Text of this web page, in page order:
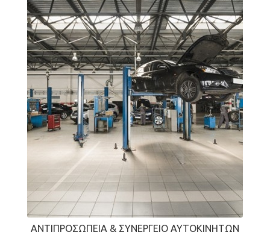
ΑΝΤΙΠΡΟΣΩΠΕΊΑ & ΣΥΝΕΡΓΕΊΟ ΑΥΤΟΚΙΝΉΤΩΝ